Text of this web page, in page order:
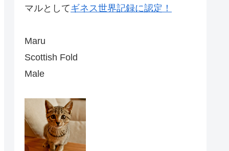
マルとしてギネス世界記録に認定！
Maru
Scottish Fold
Male